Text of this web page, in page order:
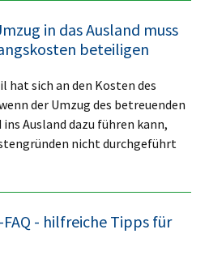
in das Ausland muss
beteiligen
hat sich an den Kosten des
der Umzug des betreuenden
Ausland dazu führen kann,
nicht durchgeführt
- hilfreiche Tipps für